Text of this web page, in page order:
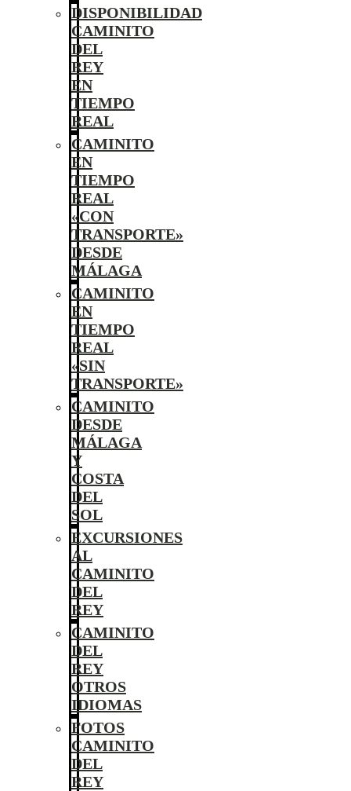
DISPONIBILIDAD
CAMINITO
DEL
REY
EN
TIEMPO
REAL
CAMINITO
EN
TIEMPO
REAL
«CON
TRANSPORTE»
DESDE
MÁLAGA
CAMINITO
EN
TIEMPO
REAL
«SIN
TRANSPORTE»
CAMINITO
DESDE
MÁLAGA
Y
COSTA
DEL
SOL
EXCURSIONES
AL
CAMINITO
DEL
REY
CAMINITO
DEL
REY
OTROS
IDIOMAS
FOTOS
CAMINITO
DEL
REY